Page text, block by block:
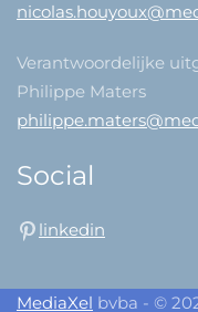
Verantwoordelijke
Philippe Maters
Social
linkedin
MediaXel bvba - ©